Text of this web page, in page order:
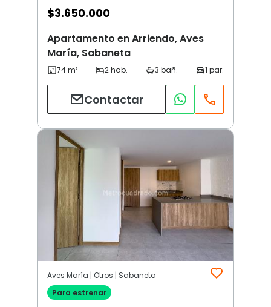
$3.650.000
Apartamento en Arriendo, Aves
María, Sabaneta
Contactar
Aves María | Otros | Sabaneta
Para estrenar